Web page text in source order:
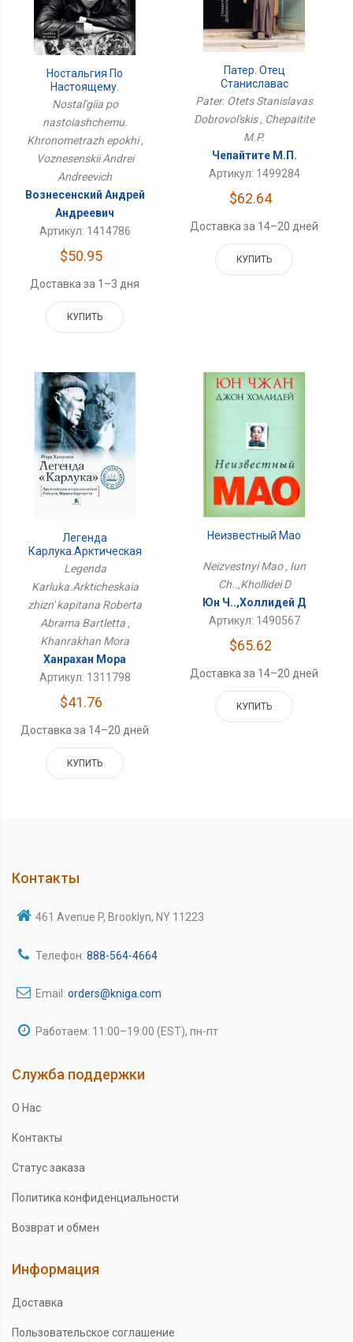
Ностальгия По
Настоящему.
Хронометраж Эпохи
Nostal'giia po
nastoiashchemu.
Khronometrazh epokhi ,
Voznesenskii Andrei
Andreevich
Вознесенский Андрей
Андреевич
Артикул: 1414786
$50.95
Доставка за 1–3 дня
КУПИТЬ
Патер. Отец
Станиславас
Добровольскис
Pater. Otets Stanislavas
Dobrovol'skis , Chepaitite
M.P.
Чепайтите М.П.
Артикул: 1499284
$62.64
Доставка за 14–20 дней
КУПИТЬ
Легенда
Карлука.Арктическая
Жизнь Капитана
Роберта Абрама
Бартлетта
Legenda
Karluka.Arkticheskaia
zhizn' kapitana Roberta
Abrama Bartletta ,
Khanrakhan Mora
Ханрахан Мора
Артикул: 1311798
$41.76
Доставка за 14–20 дней
КУПИТЬ
Неизвестный Мао
Neizvestnyi Mao , Iun
Ch..,Khollidei D
Юн Ч..,Холлидей Д
Артикул: 1490567
$65.62
Доставка за 14–20 дней
КУПИТЬ
Контакты
461 Avenue P, Brooklyn, NY 11223
Телефон: 888-564-4664
Email: orders@kniga.com
Работаем: 11:00–19:00 (EST), пн-пт
Служба поддержки
О Нас
Контакты
Статус заказа
Политика конфиденциальности
Возврат и обмен
Информация
Доставка
Пользовательское соглашение